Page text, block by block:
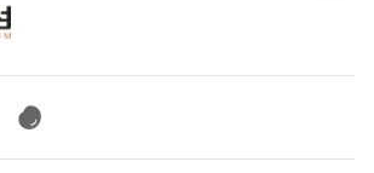
가기
SNS 바로가기
SNS 바로가기